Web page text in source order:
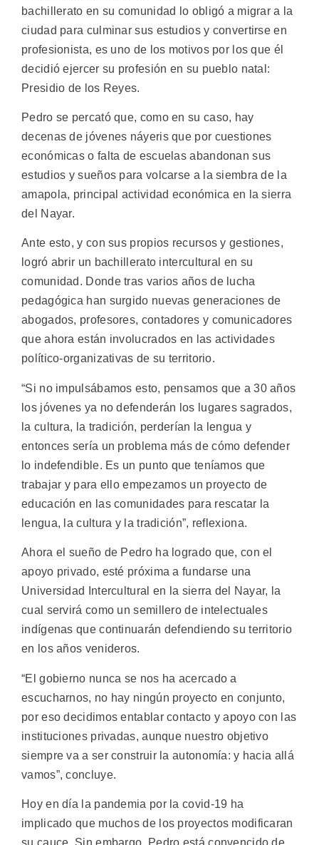
bachillerato en su comunidad lo obligó a migrar a la
ciudad para culminar sus estudios y convertirse en
profesionista, es uno de los motivos por los que él
decidió ejercer su profesión en su pueblo natal:
Presidio de los Reyes.
Pedro se percató que, como en su caso, hay
decenas de jóvenes náyeris que por cuestiones
económicas o falta de escuelas abandonan sus
estudios y sueños para volcarse a la siembra de la
amapola, principal actividad económica en la sierra
del Nayar.
Ante esto, y con sus propios recursos y gestiones,
logró abrir un bachillerato intercultural en su
comunidad. Donde tras varios años de lucha
pedagógica han surgido nuevas generaciones de
abogados, profesores, contadores y comunicadores
que ahora están involucrados en las actividades
político-organizativas de su territorio.
“Si no impulsábamos esto, pensamos que a 30 años
los jóvenes ya no defenderán los lugares sagrados,
la cultura, la tradición, perderían la lengua y
entonces sería un problema más de cómo defender
lo indefendible. Es un punto que teníamos que
trabajar y para ello empezamos un proyecto de
educación en las comunidades para rescatar la
lengua, la cultura y la tradición”, reflexiona.
Ahora el sueño de Pedro ha logrado que, con el
apoyo privado, esté próxima a fundarse una
Universidad Intercultural en la sierra del Nayar, la
cual servirá como un semillero de intelectuales
indígenas que continuarán defendiendo su territorio
en los años venideros.
“El gobierno nunca se nos ha acercado a
escucharnos, no hay ningún proyecto en conjunto,
por eso decidimos entablar contacto y apoyo con las
instituciones privadas, aunque nuestro objetivo
siempre va a ser construir la autonomía: y hacia allá
vamos”, concluye.
Hoy en día la pandemia por la covid-19 ha
implicado que muchos de los proyectos modificaran
su cauce. Sin embargo, Pedro está convencido de